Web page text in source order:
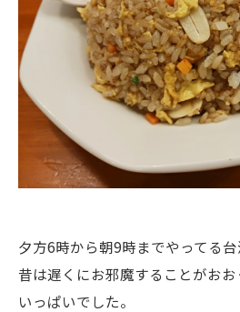
夕方6時から朝9時までやってる
昔は遅くにお邪魔することがお
いっぱいでした。